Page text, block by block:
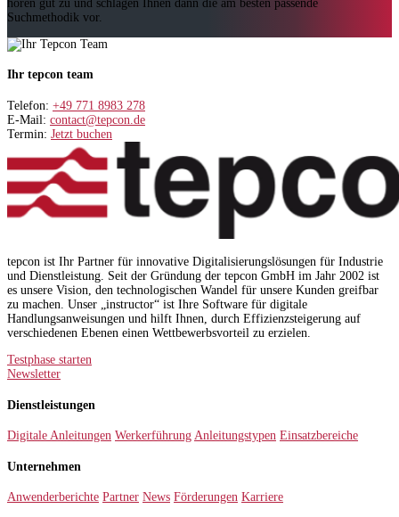
hören gut zu und schlagen Ihnen dann die am besten passende
Suchmethodik vor.
Ihr tepcon team
Telefon: +49 771 8983 278
E-Mail: contact@tepcon.de
Termin: Jetzt buchen
tepcon ist Ihr Partner für innovative Digitalisierungslösungen für Industrie
und Dienstleistung. Seit der Gründung der tepcon GmbH im Jahr 2002 ist
es unsere Vision, den technologischen Wandel für unsere Kunden greifbar
zu machen. Unser „instructor“ ist Ihre Software für digitale
Handlungsanweisungen und hilft Ihnen, durch Effizienzsteigerung auf
verschiedenen Ebenen einen Wettbewerbsvorteil zu erzielen.
Testphase starten
Newsletter
Dienstleistungen
Digitale Anleitungen Werkerführung Anleitungstypen Einsatzbereiche
Unternehmen
Anwenderberichte Partner News Förderungen Karriere